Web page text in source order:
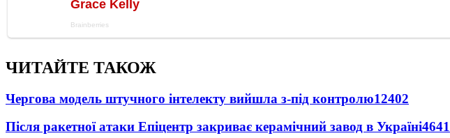
ЧИТАЙТЕ ТАКОЖ
Чергова модель штучного інтелекту вийшла з-під контролю12402
Після ракетної атаки Епіцентр закриває керамічний завод в Україні4641